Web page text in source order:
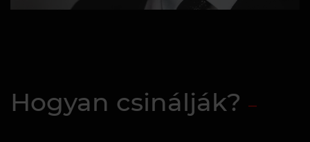
Hogyan csinálják?